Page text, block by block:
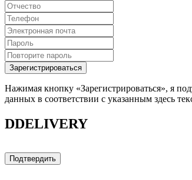
Зарегистрироваться
Нажимая кнопку «Зарегистрироваться», я
данных в соответствии с указанным здесь
DDELIVERY
Подтвердить